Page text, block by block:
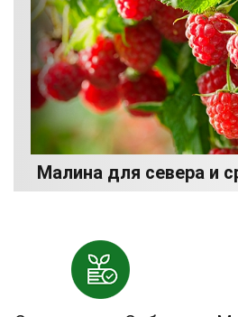
Малина для севера и